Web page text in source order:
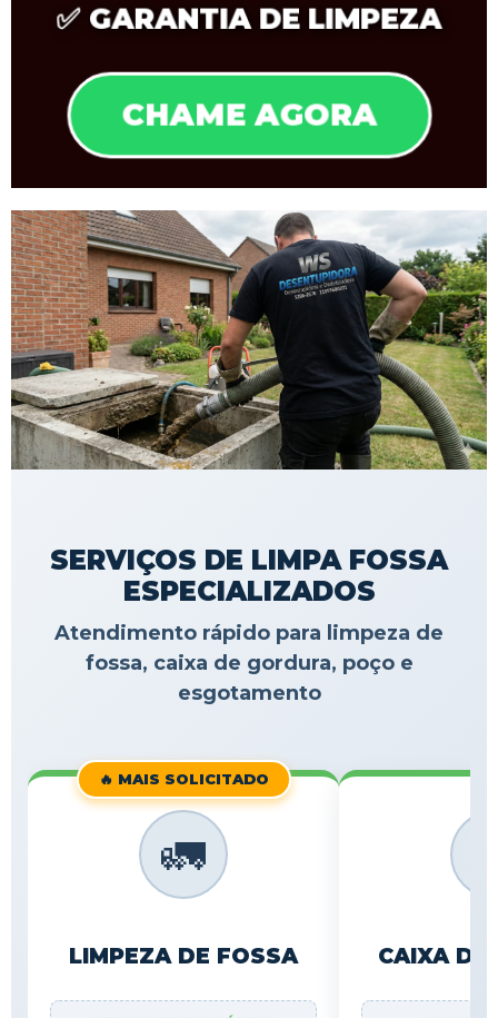
✅ GARANTIA DE LIMPEZA
CHAME AGORA
SERVIÇOS DE LIMPA FOSSA
ESPECIALIZADOS
Atendimento rápido para limpeza de
fossa, caixa de gordura, poço e
esgotamento
🔥 MAIS SOLICITADO
🚛
LIMPEZA DE FOSSA CAIXA DE